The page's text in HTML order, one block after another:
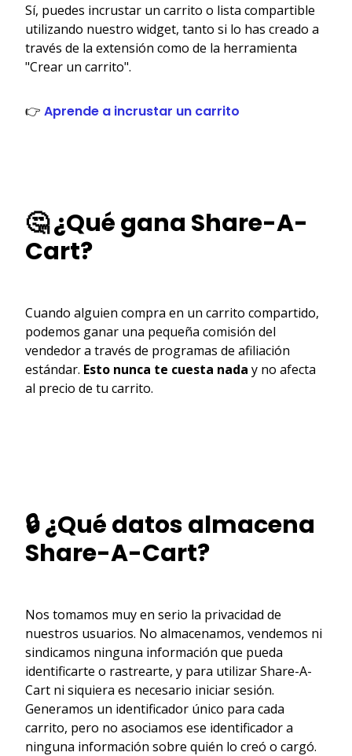
Sí, puedes incrustar un carrito o lista compartible
utilizando nuestro widget, tanto si lo has creado a
través de la extensión como de la herramienta
"Crear un carrito".
👉 Aprende a incrustar un carrito
🤔 ¿Qué gana Share-A-
Cart?
Cuando alguien compra en un carrito compartido,
podemos ganar una pequeña comisión del
vendedor a través de programas de afiliación
estándar. Esto nunca te cuesta nada y no afecta
al precio de tu carrito.
🔒 ¿Qué datos almacena
Share-A-Cart?
Nos tomamos muy en serio la privacidad de
nuestros usuarios. No almacenamos, vendemos ni
sindicamos ninguna información que pueda
identificarte o rastrearte, y para utilizar Share-A-
Cart ni siquiera es necesario iniciar sesión.
Generamos un identificador único para cada
carrito, pero no asociamos ese identificador a
ninguna información sobre quién lo creó o cargó.